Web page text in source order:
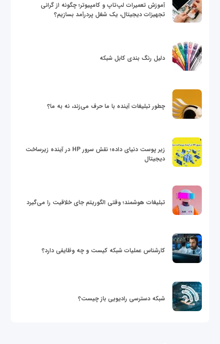
آموزش تعمیرات لپ‌تاپ و کامپیوتر؛ چگونه از گرانی
تجهیزات دیجیتال، یک شغل پردرآمد بسازیم؟
دلیل رنگ بندی کابل شبکه
چطور تبلیغات آینده با ما حرف می‌زند، نه به ما؟
زیر پوست دنیای داده؛ نقش سرور HP در آینده زیرساخت
دیجیتال
تبلیغات هوشمند؛ وقتی الگوریتم جای خلاقیت را می‌گیرد
کارشناس عملیات شبکه کیست و چه وظایفی دارد؟
شبکه دسترسی رادیویی باز چیست؟